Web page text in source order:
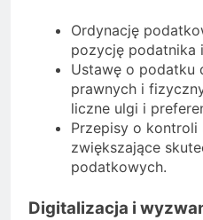
Ordynację
pozycję podatnika
Ustawę o podatku
prawnych i
liczne ulgi i
Przepisy o kontroli
zwiększające
podatkowych.
Digitalizacja i